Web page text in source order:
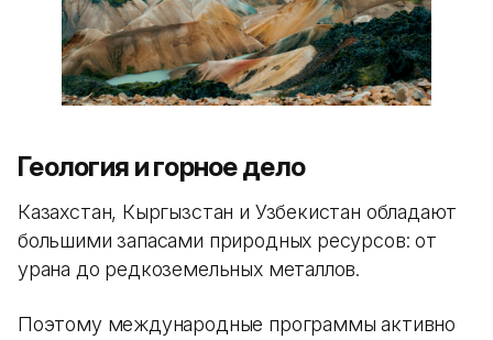
Геология и горное дело
Казахстан, Кыргызстан и Узбекистан обладают
большими запасами природных ресурсов: от
урана до редкоземельных металлов.
Поэтому международные программы активно